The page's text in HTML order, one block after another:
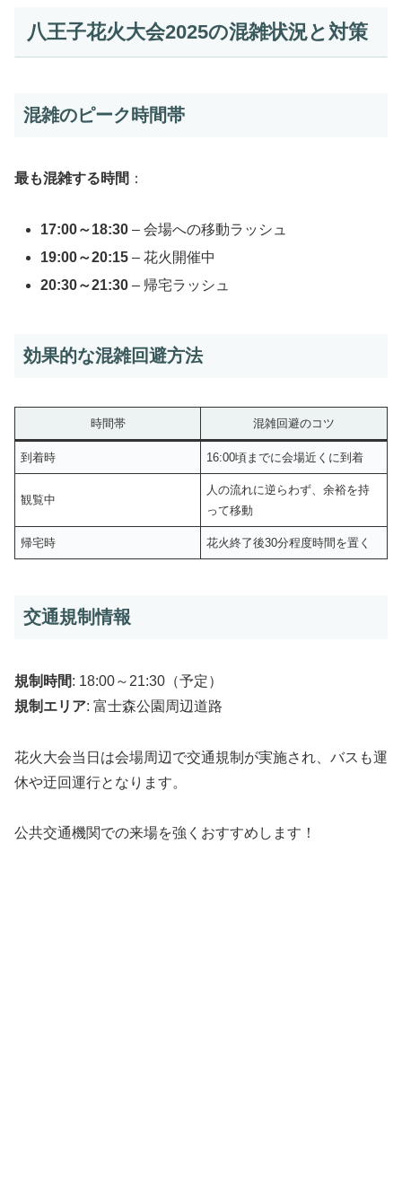
八王子花火大会2025の混雑状況と対策
混雑のピーク時間帯
最も混雑する時間 ：
17:00～18:30 – 会場への移動ラッシュ
19:00～20:15 – 花火開催中
20:30～21:30 – 帰宅ラッシュ
効果的な混雑回避方法
時間帯 混雑回避のコツ
到着時 16:00頃までに会場近くに到着
観覧中
人の流れに逆らわず、余裕を持
って移動
帰宅時 花火終了後30分程度時間を置く
交通規制情報
規制時間: 18:00～21:30（予定）
規制エリア: 富士森公園周辺道路
花火大会当日は会場周辺で交通規制が実施され、バスも運
休や迂回運行となります。
公共交通機関での来場を強くおすすめします！